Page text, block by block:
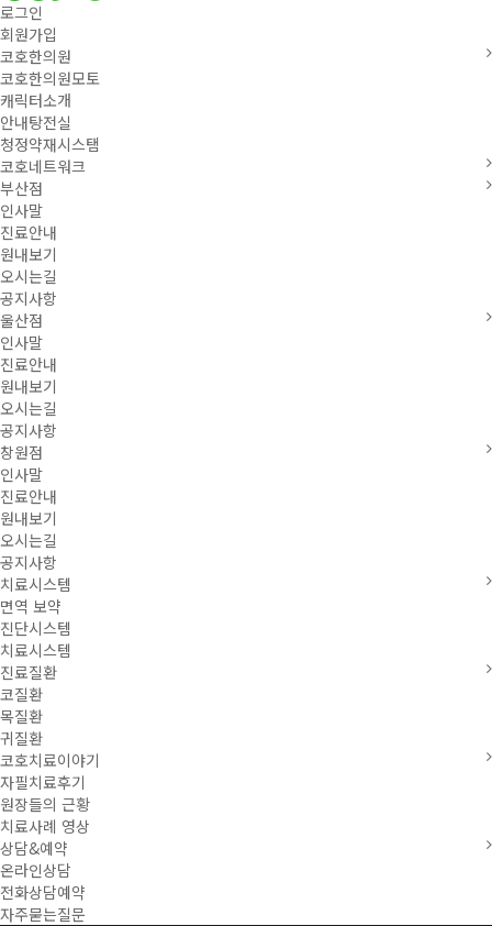
로그인
회원가입
코호한의원
코호한의원모토
캐릭터소개
안내탕전실
청정약재시스탬
코호네트워크
부산점
인사말
진료안내
원내보기
오시는길
공지사항
울산점
인사말
진료안내
원내보기
오시는길
공지사항
창원점
인사말
진료안내
원내보기
오시는길
공지사항
치료시스템
면역 보약
진단시스템
치료시스템
진료질환
코질환
목질환
귀질환
코호치료이야기
자필치료후기
원장들의 근황
치료사례 영상
상담&예약
온라인상담
전화상담예약
자주묻는질문